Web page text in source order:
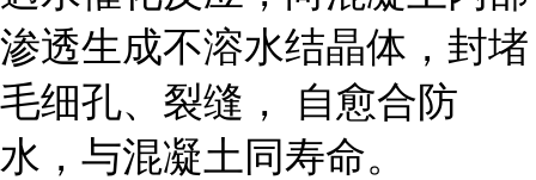
渗透生成不溶水结晶体，封堵
毛细孔、裂缝， 自愈合防
水，与混凝土同寿命。